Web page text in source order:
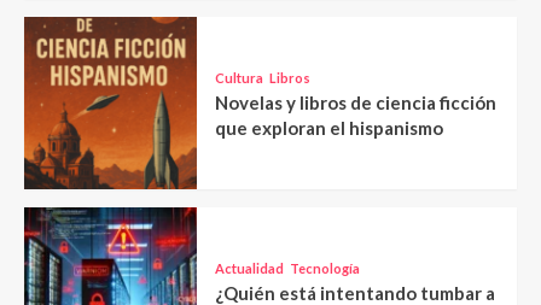
Cultura Libros
Novelas y libros de ciencia ficción
que exploran el hispanismo
Actualidad Tecnología
¿Quién está intentando tumbar a